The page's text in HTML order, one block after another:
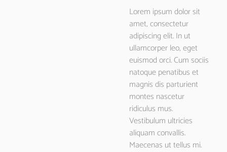
Lorem ipsum dolor sit
amet, consectetur
adipiscing elit. In ut
ullamcorper leo, eget
euismod orci. Cum sociis
natoque penatibus et
magnis dis parturient
montes nascetur
ridiculus mus.
Vestibulum ultricies
aliquam convallis.
Maecenas ut tellus mi.